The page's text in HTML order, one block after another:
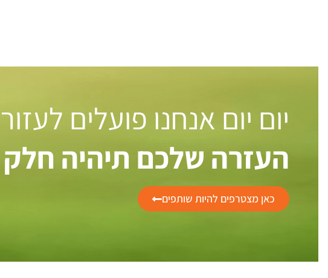
יום יום אנחנו פועלים
העזרה שלכם תיהיה
כאן מצטרפים להיות שותפים